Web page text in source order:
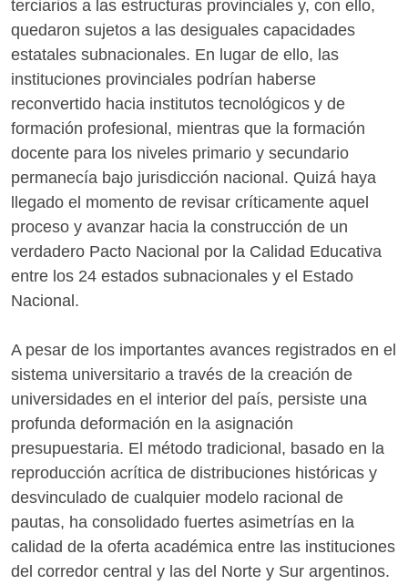
terciarios a las estructuras provinciales y, con ello,
quedaron sujetos a las desiguales capacidades
estatales subnacionales. En lugar de ello, las
instituciones provinciales podrían haberse
reconvertido hacia institutos tecnológicos y de
formación profesional, mientras que la formación
docente para los niveles primario y secundario
permanecía bajo jurisdicción nacional. Quizá haya
llegado el momento de revisar críticamente aquel
proceso y avanzar hacia la construcción de un
verdadero Pacto Nacional por la Calidad Educativa
entre los 24 estados subnacionales y el Estado
Nacional.
A pesar de los importantes avances registrados en el
sistema universitario a través de la creación de
universidades en el interior del país, persiste una
profunda deformación en la asignación
presupuestaria. El método tradicional, basado en la
reproducción acrítica de distribuciones históricas y
desvinculado de cualquier modelo racional de
pautas, ha consolidado fuertes asimetrías en la
calidad de la oferta académica entre las instituciones
del corredor central y las del Norte y Sur argentinos.